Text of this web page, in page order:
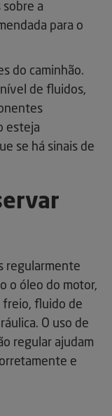
a
para o
do caminhão.
de fluidos,
esteja
se há sinais de
regularmente
o óleo do motor,
freio, fluido de
O uso de
regular ajudam
e